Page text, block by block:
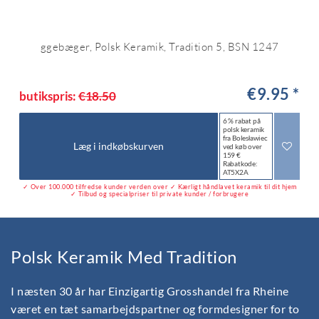
ggebæger, Polsk Keramik, Tradition 5, BSN 1247
butikspris:€18.50 €9.95 *
Læg i indkøbskurven
6 % rabat på
polsk keramik
fra Bolesławiec
ved køb over
159 €
Rabatkode:
AT5X2A
✓ Over 100.000 tilfredse kunder verden over ✓ Kærligt håndlavet keramik til dit hjem
✓ Tilbud og specialpriser til private kunder / forbrugere
Polsk Keramik Med Tradition
I næsten 30 år har Einzigartig Grosshandel fra Rheine
været en tæt samarbejdspartner og formdesigner for to